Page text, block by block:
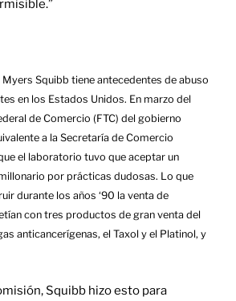
Squibb tiene antecedentes de abuso
en los Estados Unidos. En marzo del
de Comercio (FTC) del gobierno
a la Secretaría de Comercio
el laboratorio tuvo que aceptar un
por prácticas dudosas. Lo que
durante los años ‘90 la venta de
con tres productos de gran venta del
anticancerígenas, el Taxol y el Platinol, y
Squibb hizo esto para